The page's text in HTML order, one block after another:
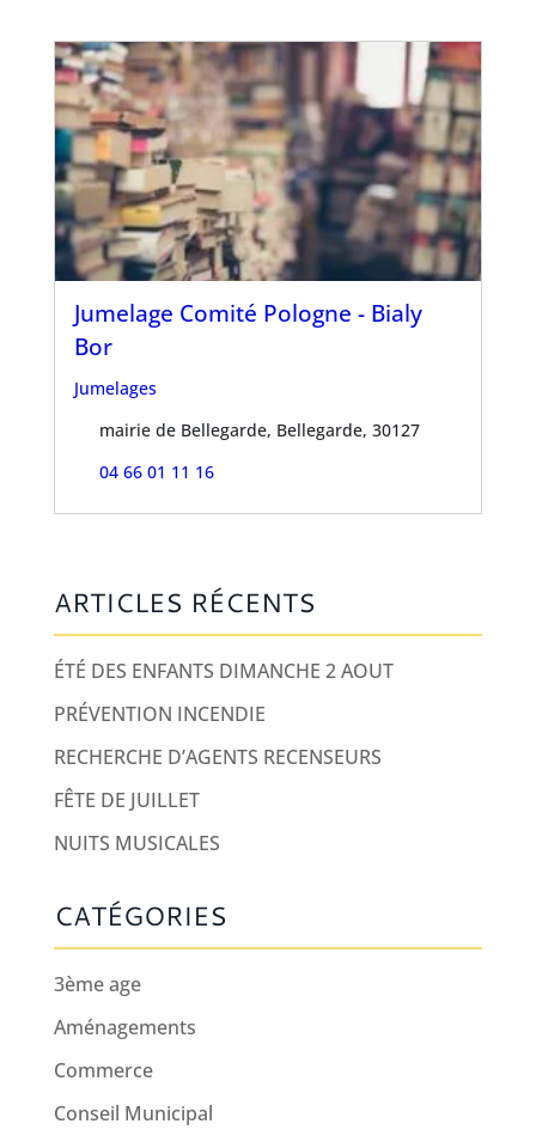
Jumelage Comité Pologne - Bialy
Bor
Jumelages
mairie de Bellegarde, Bellegarde, 30127
04 66 01 11 16
ARTICLES RÉCENTS
ÉTÉ DES ENFANTS DIMANCHE 2 AOUT
PRÉVENTION INCENDIE
RECHERCHE D’AGENTS RECENSEURS
FÊTE DE JUILLET
NUITS MUSICALES
CATÉGORIES
3ème age
Aménagements
Commerce
Conseil Municipal